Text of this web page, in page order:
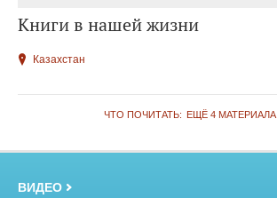
Книги в нашей жизни
Казахстан
ЧТО ПОЧИТАТЬ: ЕЩЁ 4 МАТЕРИАЛА
ВИДЕО